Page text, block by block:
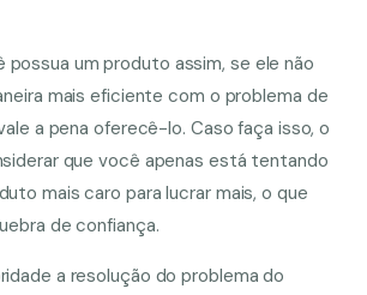
possua um produto assim, se ele não
mais eficiente com o problema de
a pena oferecê-lo. Caso faça isso, o
que você apenas está tentando
mais caro para lucrar mais, o que
de confiança.
a resolução do problema do